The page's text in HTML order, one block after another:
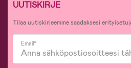
UUTISKIRJE
Tilaa uutiskirjeemme saadaksesi
Email*